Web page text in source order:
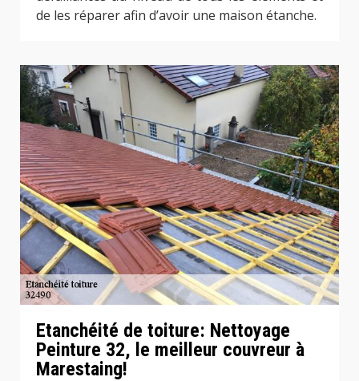
de les réparer afin d’avoir une maison étanche.
Etanchéité de toiture: Nettoyage
Peinture 32, le meilleur couvreur à
Marestaing!